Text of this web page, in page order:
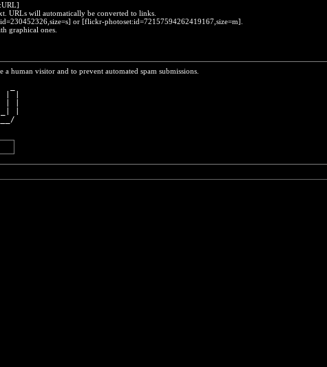
URLs will automatically be converted to links.
or [flickr-photoset:id=72157594262419167,size=m].
graphical ones.
human visitor and to prevent automated spam submissions.
| |
| |
|